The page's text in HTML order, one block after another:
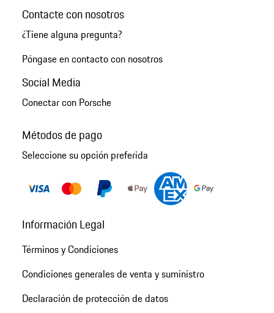
Contacte con nosotros
¿Tiene alguna pregunta?
Póngase en contacto con nosotros
Social Media
Conectar con Porsche
Métodos de pago
Seleccione su opción preferida
Información Legal
Términos y Condiciones
Condiciones generales de venta y suministro
Declaración de protección de datos